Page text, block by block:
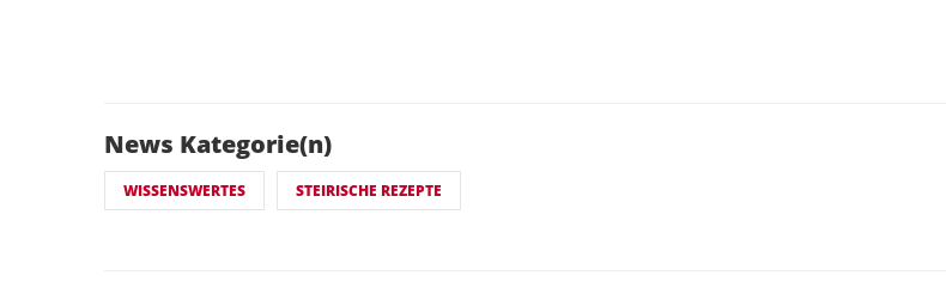
News Kategorie(n)
WISSENSWERTES STEIRISCHE REZEPTE